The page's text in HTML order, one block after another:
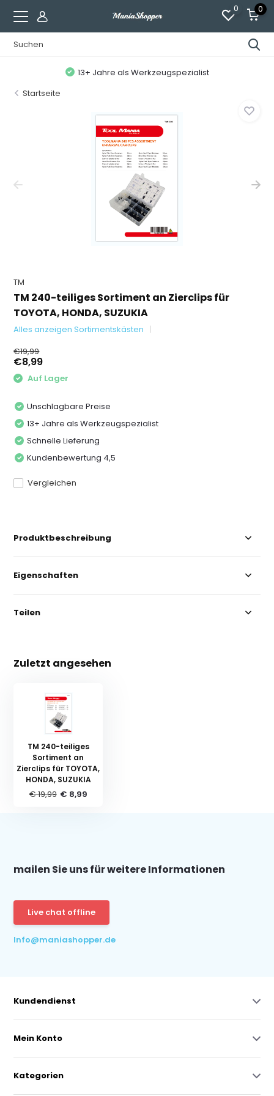
0 0
13+ Jahre als Werkzeugspezialist
Startseite
TM
TM 240-teiliges Sortiment an Zierclips für
TOYOTA, HONDA, SUZUKIA
Alles anzeigen Sortimentskästen
€19,99
€8,99
Auf Lager
Unschlagbare Preise
13+ Jahre als Werkzeugspezialist
Schnelle Lieferung
Kundenbewertung 4,5
Vergleichen
Produktbeschreibung
Eigenschaften
Teilen
Zuletzt angesehen
TM 240-teiliges
Sortiment an
Zierclips für TOYOTA,
HONDA, SUZUKIA
€ 19,99 € 8,99
mailen Sie uns für weitere Informationen
Live chat offline
Info@maniashopper.de
Kundendienst
Mein Konto
Kategorien